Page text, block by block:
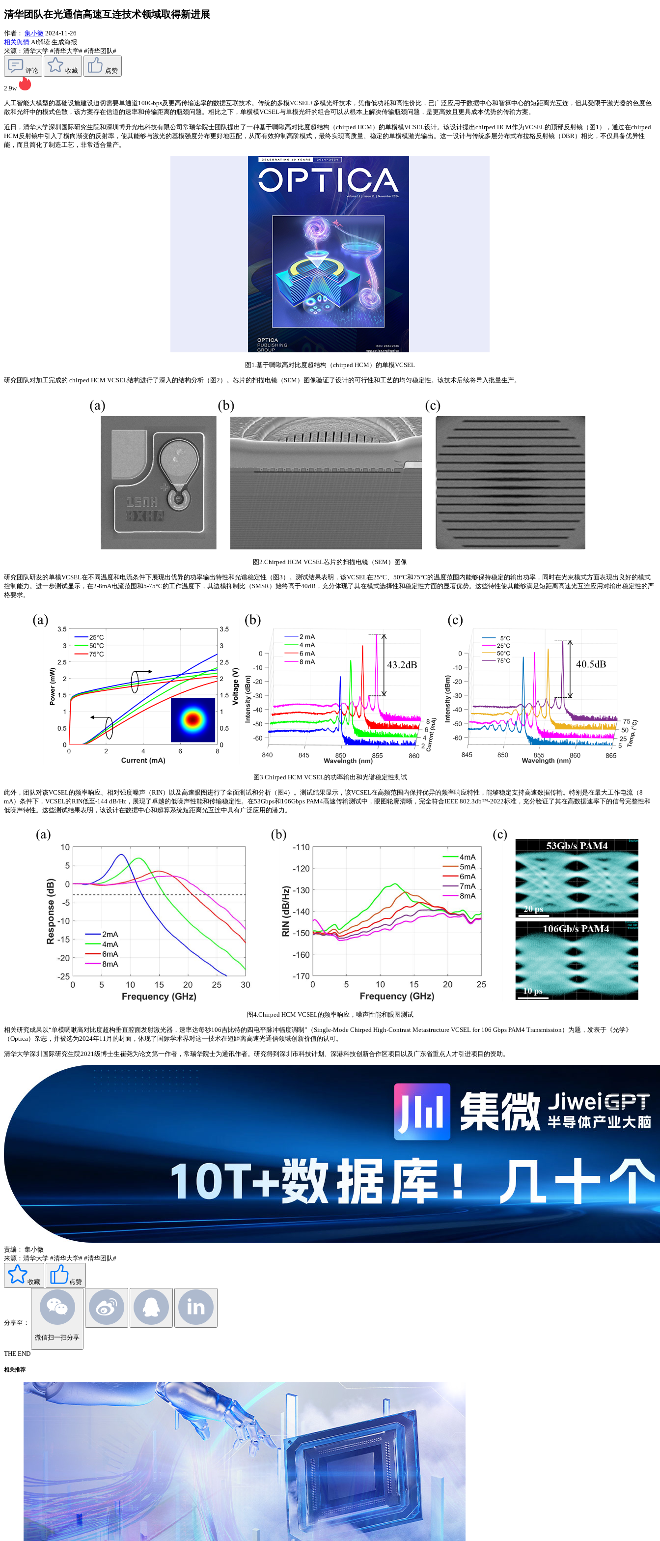
清华团队在光通信高速互连技术领域取得新进展
作者： 集小微 2024-11-26
相关舆情 AI解读 生成海报
来源：清华大学 #清华大学# #清华团队#
评论 收藏 点赞
2.9w
人工智能大模型的基础设施建设迫切需要单通道100Gbps及更高传输速率的数据互联技术。传统的多模VCSEL+多模光纤技术，凭借低功耗和高性价比，已广泛应用于数据中心和智算中心的短距离光互连，但其受限于激光器的色度色
散和光纤中的模式色散，该方案存在信道的速率和传输距离的瓶颈问题。相比之下，单横模VCSEL与单模光纤的组合可以从根本上解决传输瓶颈问题，是更高效且更具成本优势的传输方案。
近日，清华大学深圳国际研究生院和深圳博升光电科技有限公司常瑞华院士团队提出了一种基于啁啾高对比度超结构（chirped HCM）的单横模VCSEL设计。该设计提出chirped HCM作为VCSEL的顶部反射镜（图1），通过在chirped
HCM反射镜中引入了横向渐变的反射率，使其能够与激光的基模强度分布更好地匹配，从而有效抑制高阶模式，最终实现高质量、稳定的单横模激光输出。这一设计与传统多层分布式布拉格反射镜（DBR）相比，不仅具备优异性
能，而且简化了制造工艺，非常适合量产。
图1.基于啁啾高对比度超结构（chirped HCM）的单模VCSEL
研究团队对加工完成的 chirped HCM VCSEL结构进行了深入的结构分析（图2）。芯片的扫描电镜（SEM）图像验证了设计的可行性和工艺的均匀稳定性。该技术后续将导入批量生产。
图2.Chirped HCM VCSEL芯片的扫描电镜（SEM）图像
研究团队研发的单模VCSEL在不同温度和电流条件下展现出优异的功率输出特性和光谱稳定性（图3）。测试结果表明，该VCSEL在25°C、50°C和75°C的温度范围内能够保持稳定的输出功率，同时在光束模式方面表现出良好的模式
控制能力。进一步测试显示，在2-8mA电流范围和5-75°C的工作温度下，其边模抑制比（SMSR）始终高于40dB，充分体现了其在模式选择性和稳定性方面的显著优势。这些特性使其能够满足短距离高速光互连应用对输出稳定性的严
格要求。
图3.Chirped HCM VCSEL的功率输出和光谱稳定性测试
此外，团队对该VCSEL的频率响应、相对强度噪声（RIN）以及高速眼图进行了全面测试和分析（图4）。测试结果显示，该VCSEL在高频范围内保持优异的频率响应特性，能够稳定支持高速数据传输。特别是在最大工作电流（8
mA）条件下，VCSEL的RIN低至-144 dB/Hz，展现了卓越的低噪声性能和传输稳定性。在53Gbps和106Gbps PAM4高速传输测试中，眼图轮廓清晰，完全符合IEEE 802.3db™-2022标准，充分验证了其在高数据速率下的信号完整性和
低噪声特性。这些测试结果表明，该设计在数据中心和超算系统短距离光互连中具有广泛应用的潜力。
图4.Chirped HCM VCSEL的频率响应，噪声性能和眼图测试
相关研究成果以“单模啁啾高对比度超构垂直腔面发射激光器，速率达每秒106吉比特的四电平脉冲幅度调制”（Single-Mode Chirped High-Contrast Metastructure VCSEL for 106 Gbps PAM4 Transmission）为题，发表于《光学》
（Optica）杂志，并被选为2024年11月的封面，体现了国际学术界对这一技术在短距离高速光通信领域创新价值的认可。
清华大学深圳国际研究生院2021级博士生崔尧为论文第一作者，常瑞华院士为通讯作者。研究得到深圳市科技计划、深港科技创新合作区项目以及广东省重点人才引进项目的资助。
责编： 集小微
来源：清华大学 #清华大学# #清华团队#
收藏 点赞
分享至：
微信扫一扫分享
THE END
相关推荐